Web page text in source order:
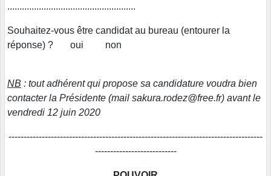
.....................................................
Souhaitez-vous être candidat au bureau (entourer la
réponse) ? oui non
NB : tout adhérent qui propose sa candidature voudra bien
contacter la Présidente (mail sakura.rodez@free.fr) avant le
vendredi 12 juin 2020
------------------------------------------------------------------------------------
---------------------------